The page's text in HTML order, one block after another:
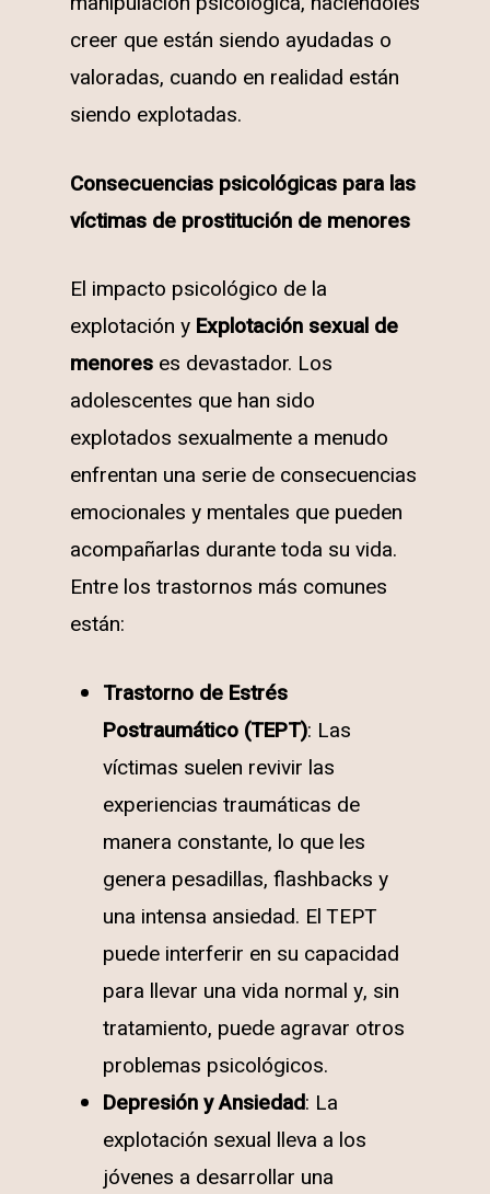
creer que están siendo ayudadas o
valoradas, cuando en realidad están
siendo explotadas.
Consecuencias psicológicas para las
víctimas de prostitución de menores
El impacto psicológico de la
explotación y Explotación sexual de
menores es devastador. Los
adolescentes que han sido
explotados sexualmente a menudo
enfrentan una serie de consecuencias
emocionales y mentales que pueden
acompañarlas durante toda su vida.
Entre los trastornos más comunes
están:
Trastorno de Estrés
Postraumático (TEPT): Las
víctimas suelen revivir las
experiencias traumáticas de
manera constante, lo que les
genera pesadillas, flashbacks y
una intensa ansiedad. El TEPT
puede interferir en su capacidad
para llevar una vida normal y, sin
tratamiento, puede agravar otros
problemas psicológicos.
Depresión y Ansiedad: La
explotación sexual lleva a los
jóvenes a desarrollar una